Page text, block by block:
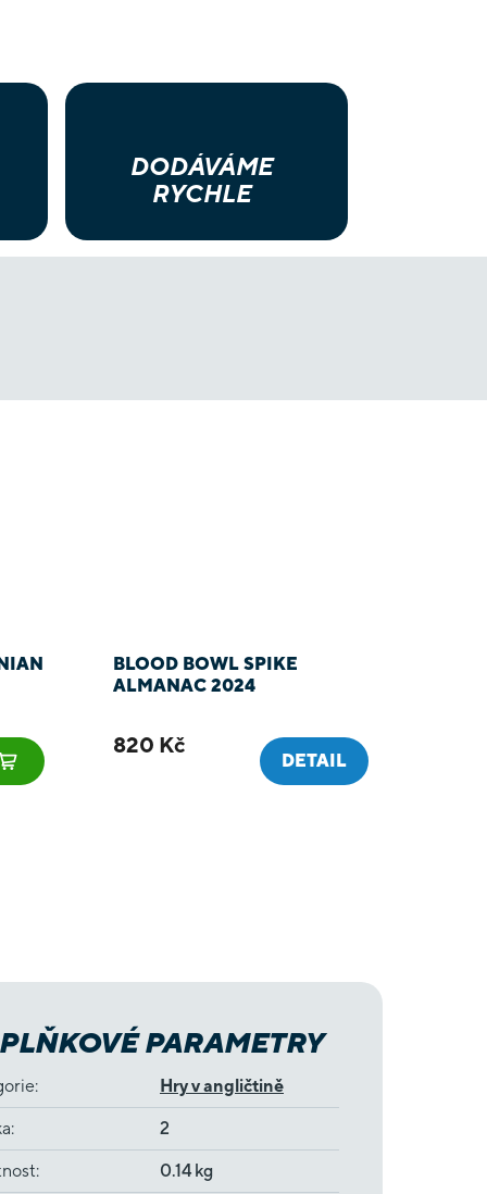
DODÁVÁME
RYCHLE
BLOOD BOWL SPIKE
ALMANAC 2024
820 Kč
DETAIL
PARAMETRY
: Hry v angličtině
: 2
: 0.14 kg